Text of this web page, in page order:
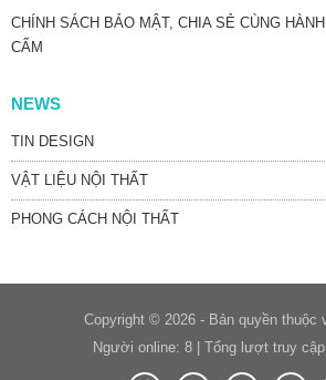
CHÍNH SÁCH BẢO MẬT, CHIA SẺ CÙNG
CẤM
NEWS
TIN DESIGN
VẬT LIỆU NỘI THẤT
PHONG CÁCH NỘI THẤT
Copyright © 2026 - Bản quyền thuộc
Người online: 8 | Tổng lượt truy